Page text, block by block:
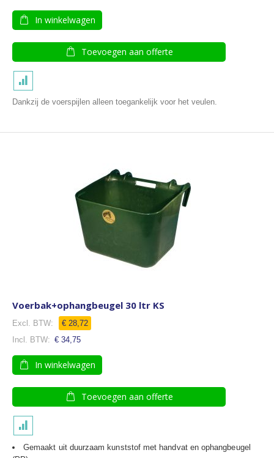
In winkelwagen
Toevoegen aan offerte
Dankzij de voerspijlen alleen toegankelijk voor het veulen.
Voerbak+ophangbeugel 30 ltr KS
€ 28,72
€ 34,75
In winkelwagen
Toevoegen aan offerte
Gemaakt uit duurzaam kunststof met handvat en ophangbeugel